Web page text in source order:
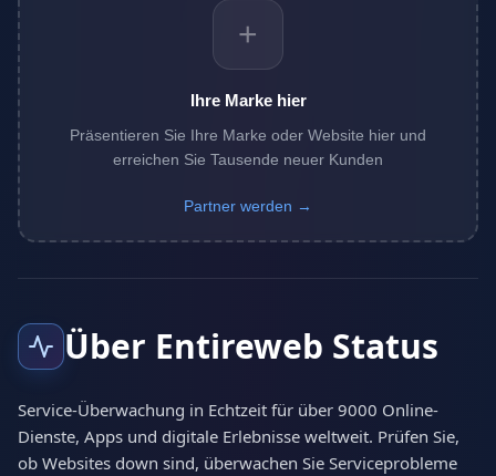
+
Ihre Marke hier
Präsentieren Sie Ihre Marke oder Website hier und
erreichen Sie Tausende neuer Kunden
Partner werden →
Über Entireweb Status
Service-Überwachung in Echtzeit für über 9000 Online-
Dienste, Apps und digitale Erlebnisse weltweit. Prüfen Sie,
ob Websites down sind, überwachen Sie Serviceprobleme